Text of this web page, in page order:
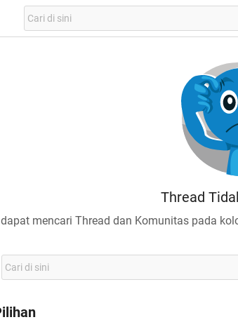
Thread
mencari Thread dan Komunitas pada